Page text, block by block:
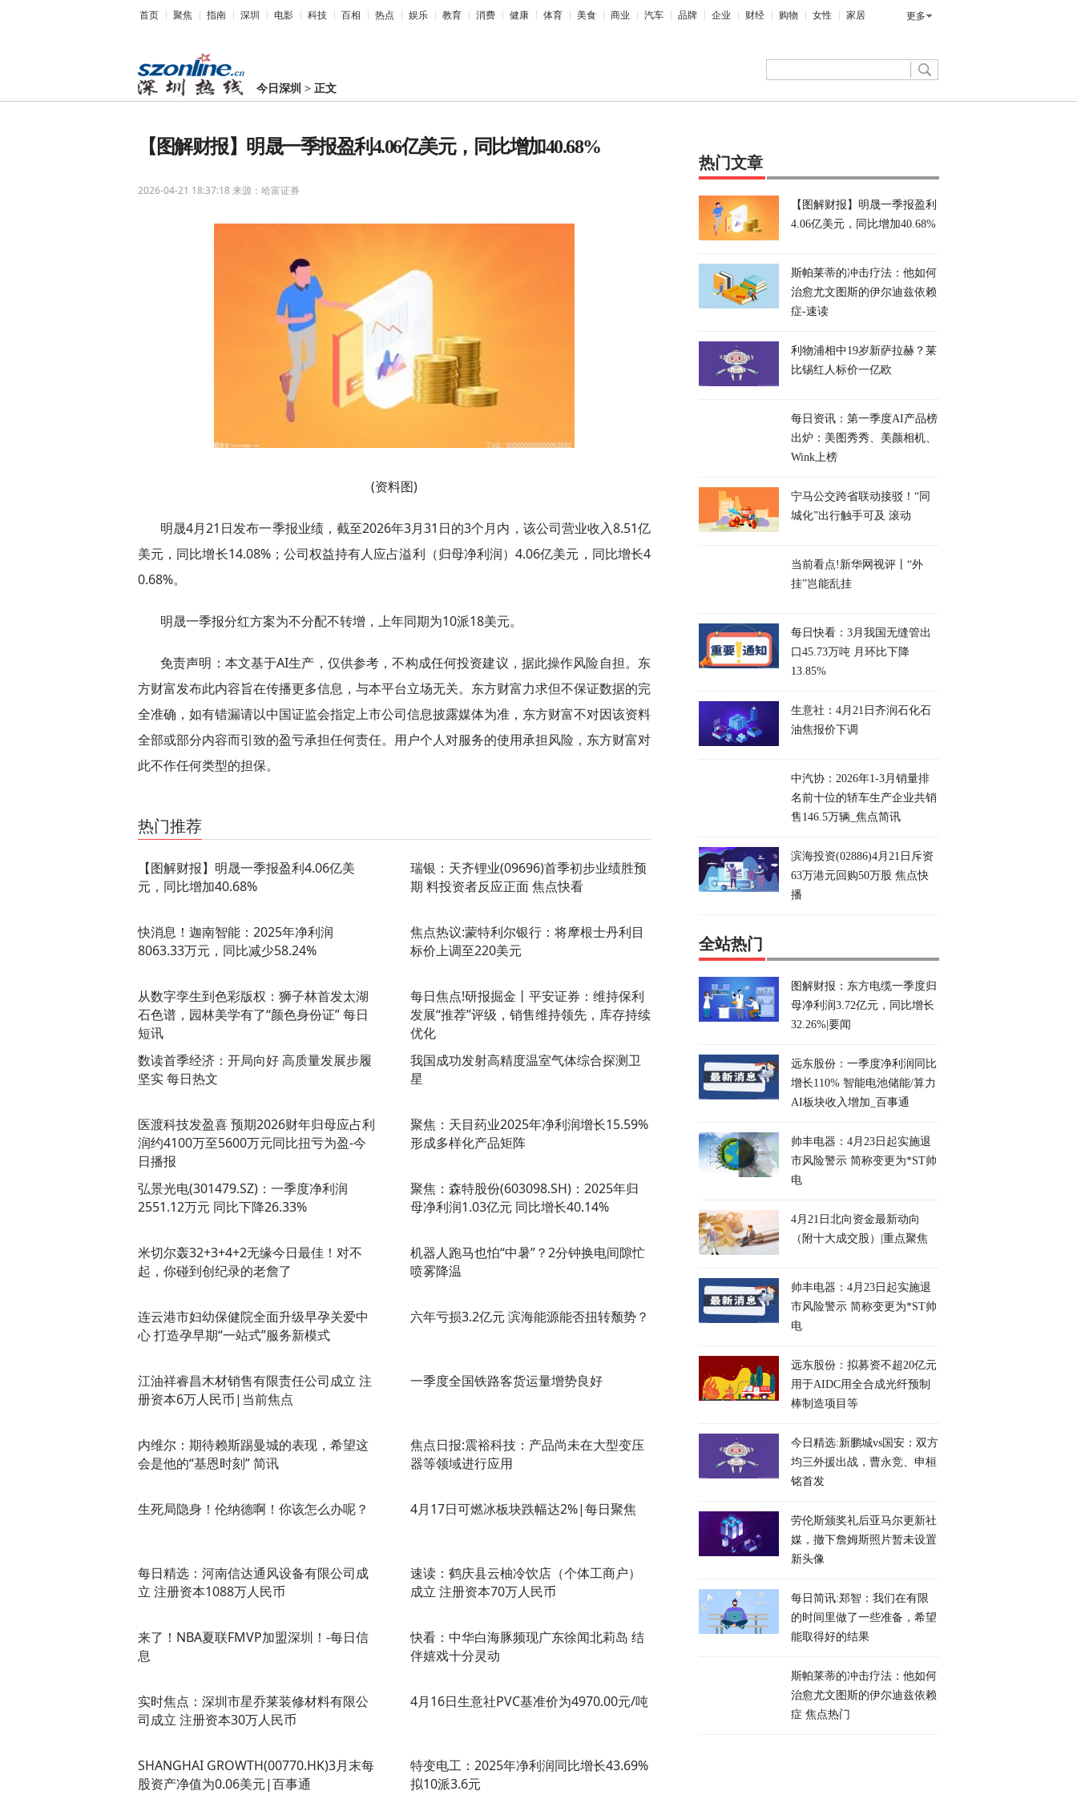
首页 聚焦 指南 深圳 电影 科技 百相 热点 娱乐 教育 消费 健康 体育 美食 商业 汽车 品牌 企业 财经 购物 女性 家居 更多
今日深圳 >正文
【图解财报】明晟一季报盈利4.06亿美元，同比增加40.68%
2026-04-21 18:37:18 来源：哈富证券
(资料图)
明晟4月21日发布一季报业绩，截至2026年3月31日的3个月内，该公司营业收入8.51亿
美元，同比增长14.08%；公司权益持有人应占溢利（归母净利润）4.06亿美元，同比增长4
0.68%。
明晟一季报分红方案为不分配不转增，上年同期为10派18美元。
免责声明：本文基于AI生产，仅供参考，不构成任何投资建议，据此操作风险自担。东
方财富发布此内容旨在传播更多信息，与本平台立场无关。东方财富力求但不保证数据的完
全准确，如有错漏请以中国证监会指定上市公司信息披露媒体为准，东方财富不对因该资料
全部或部分内容而引致的盈亏承担任何责任。用户个人对服务的使用承担风险，东方财富对
此不作任何类型的担保。
热门推荐
【图解财报】明晟一季报盈利4.06亿美
元，同比增加40.68%
瑞银：天齐锂业(09696)首季初步业绩胜预
期 料投资者反应正面 焦点快看
快消息！迦南智能：2025年净利润
8063.33万元，同比减少58.24%
焦点热议:蒙特利尔银行：将摩根士丹利目
标价上调至220美元
从数字孪生到色彩版权：狮子林首发太湖
石色谱，园林美学有了“颜色身份证” 每日
短讯
每日焦点!研报掘金丨平安证券：维持保利
发展“推荐”评级，销售维持领先，库存持续
优化
数读首季经济：开局向好 高质量发展步履
坚实 每日热文
我国成功发射高精度温室气体综合探测卫
星
医渡科技发盈喜 预期2026财年归母应占利
润约4100万至5600万元同比扭亏为盈-今
日播报
聚焦：天目药业2025年净利润增长15.59%
形成多样化产品矩阵
弘景光电(301479.SZ)：一季度净利润
2551.12万元 同比下降26.33%
聚焦：森特股份(603098.SH)：2025年归
母净利润1.03亿元 同比增长40.14%
米切尔轰32+3+4+2无缘今日最佳！对不
起，你碰到创纪录的老詹了
机器人跑马也怕“中暑”？2分钟换电间隙忙
喷雾降温
连云港市妇幼保健院全面升级早孕关爱中
心 打造孕早期“一站式”服务新模式
六年亏损3.2亿元 滨海能源能否扭转颓势？
江油祥睿昌木材销售有限责任公司成立 注
册资本6万人民币|当前焦点
一季度全国铁路客货运量增势良好
内维尔：期待赖斯踢曼城的表现，希望这
会是他的“基恩时刻” 简讯
焦点日报:震裕科技：产品尚未在大型变压
器等领域进行应用
生死局隐身！伦纳德啊！你该怎么办呢？ 4月17日可燃冰板块跌幅达2%|每日聚焦
每日精选：河南信达通风设备有限公司成
立 注册资本1088万人民币
速读：鹤庆县云柚冷饮店（个体工商户）
成立 注册资本70万人民币
来了！NBA夏联FMVP加盟深圳！-每日信
息
快看：中华白海豚频现广东徐闻北莉岛 结
伴嬉戏十分灵动
实时焦点：深圳市星乔莱装修材料有限公
司成立 注册资本30万人民币
4月16日生意社PVC基准价为4970.00元/吨
SHANGHAI GROWTH(00770.HK)3月末每
股资产净值为0.06美元|百事通
特变电工：2025年净利润同比增长43.69%
拟10派3.6元
热门文章
【图解财报】明晟一季报盈利
4.06亿美元，同比增加40.68%
斯帕莱蒂的冲击疗法：他如何
治愈尤文图斯的伊尔迪兹依赖
症-速读
利物浦相中19岁新萨拉赫？莱
比锡红人标价一亿欧
每日资讯：第一季度AI产品榜
出炉：美图秀秀、美颜相机、
Wink上榜
宁马公交跨省联动接驳！“同
城化”出行触手可及 滚动
当前看点!新华网视评丨“外
挂”岂能乱挂
每日快看：3月我国无缝管出
口45.73万吨 月环比下降
13.85%
生意社：4月21日齐润石化石
油焦报价下调
中汽协：2026年1-3月销量排
名前十位的轿车生产企业共销
售146.5万辆_焦点简讯
滨海投资(02886)4月21日斥资
63万港元回购50万股 焦点快
播
全站热门
图解财报：东方电缆一季度归
母净利润3.72亿元，同比增长
32.26%|要闻
远东股份：一季度净利润同比
增长110% 智能电池储能/算力
AI板块收入增加_百事通
帅丰电器：4月23日起实施退
市风险警示 简称变更为*ST帅
电
4月21日北向资金最新动向
（附十大成交股）|重点聚焦
帅丰电器：4月23日起实施退
市风险警示 简称变更为*ST帅
电
远东股份：拟募资不超20亿元
用于AIDC用全合成光纤预制
棒制造项目等
今日精选:新鹏城vs国安：双方
均三外援出战，曹永竞、申桓
铭首发
劳伦斯颁奖礼后亚马尔更新社
媒，撤下詹姆斯照片暂未设置
新头像
每日简讯:郑智：我们在有限
的时间里做了一些准备，希望
能取得好的结果
斯帕莱蒂的冲击疗法：他如何
治愈尤文图斯的伊尔迪兹依赖
症 焦点热门